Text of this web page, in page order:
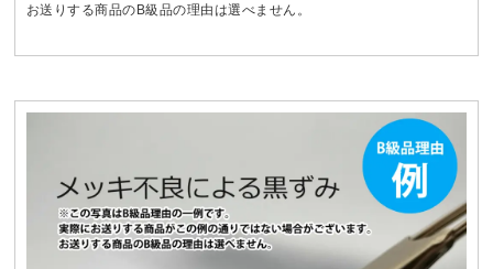
お送りする商品のB級品の理由は選べません。